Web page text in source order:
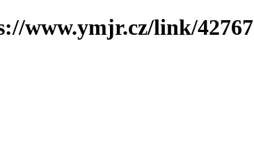
www.ymjr.cz/link/42767